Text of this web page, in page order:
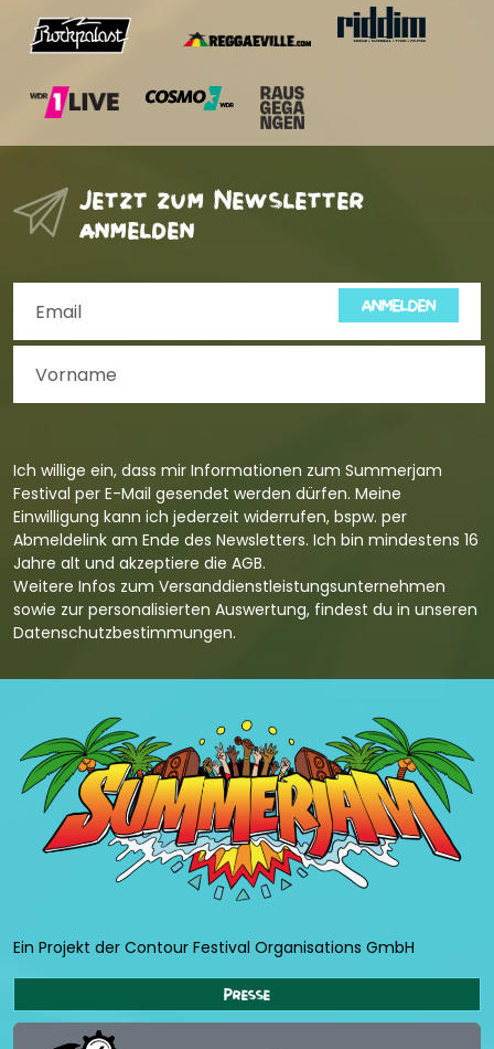
Jetzt zum Newsletter
anmelden
ANMELDEN
Ich willige ein, dass mir Informationen zum Summerjam
Festival per E-Mail gesendet werden dürfen. Meine
Einwilligung kann ich jederzeit widerrufen, bspw. per
Abmeldelink am Ende des Newsletters. Ich bin mindestens 16
Jahre alt und akzeptiere die AGB.
Weitere Infos zum Versanddienstleistungsunternehmen
sowie zur personalisierten Auswertung, findest du in unseren
Datenschutzbestimmungen.
Ein Projekt der Contour Festival Organisations GmbH
Presse